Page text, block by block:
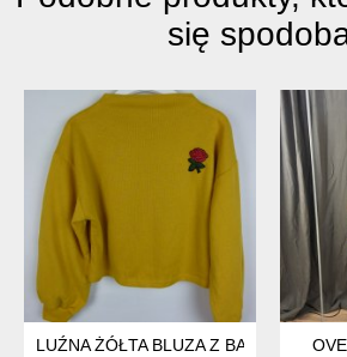
się
LUŹNA ŻÓŁTA BLUZA Z BAWEŁNĄ / L